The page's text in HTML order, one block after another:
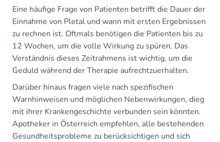
Eine häufige Frage von Patienten betrifft die Dauer der
Einnahme von Pletal und wann mit ersten Ergebnissen
zu rechnen ist. Oftmals benötigen die Patienten bis zu
12 Wochen, um die volle Wirkung zu spüren. Das
Verständnis dieses Zeitrahmens ist wichtig, um die
Geduld während der Therapie aufrechtzuerhalten.
Darüber hinaus fragen viele nach spezifischen
Warnhinweisen und möglichen Nebenwirkungen, dieg
mit ihrer Krankengeschichte verbunden sein könnten.
Apotheker in Österreich empfehlen, alle bestehenden
Gesundheitsprobleme zu berücksichtigen und sich